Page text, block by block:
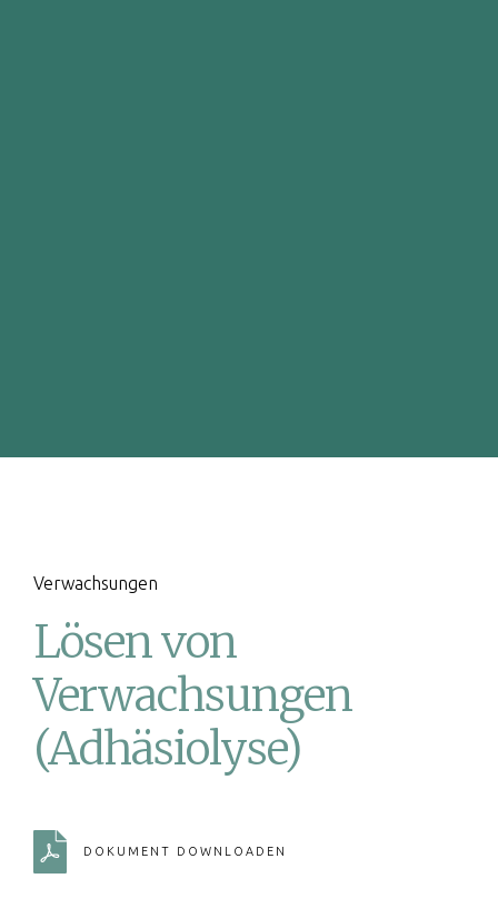
Verwachsungen
Lösen von
Verwachsungen
(Adhäsiolyse)
DOKUMENT DOWNLOADEN